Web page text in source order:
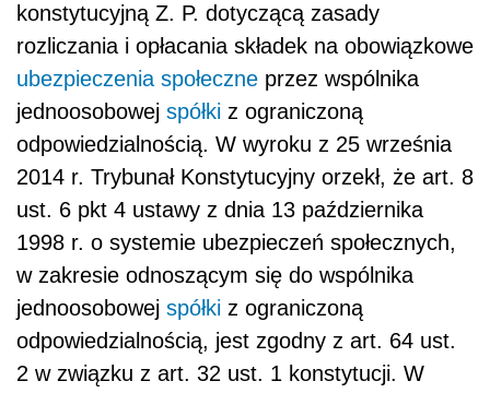
konstytucyjną Z. P. dotyczącą zasady
rozliczania i opłacania składek na obowiązkowe
ubezpieczenia społeczne przez wspólnika
jednoosobowej spółki z ograniczoną
odpowiedzialnością. W wyroku z 25 września
2014 r. Trybunał Konstytucyjny orzekł, że art. 8
ust. 6 pkt 4 ustawy z dnia 13 października
1998 r. o systemie ubezpieczeń społecznych,
w zakresie odnoszącym się do wspólnika
jednoosobowej spółki z ograniczoną
odpowiedzialnością, jest zgodny z art. 64 ust.
2 w związku z art. 32 ust. 1 konstytucji. W